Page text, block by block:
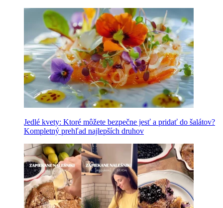
Jedlé kvety: Ktoré môžete bezpečne jesť a pridať do šalátov?
Kompletný prehľad najlepších druhov